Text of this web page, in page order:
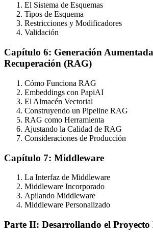
El Sistema de Esquemas
Tipos de Esquema
Restricciones y Modificadores
Validación
Capítulo 6: Generación
Recuperación (RAG)
Cómo Funciona RAG
Embeddings con PapiAI
El Almacén Vectorial
Construyendo un Pipeline RAG
RAG como Herramienta
Ajustando la Calidad de RAG
Consideraciones de Producción
Capítulo 7: Middleware
La Interfaz de Middleware
Middleware Incorporado
Apilando Middleware
Middleware Personalizado
Parte II: Desarrollando el